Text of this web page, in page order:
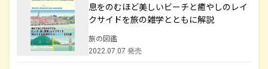
息をのむほど美しいビーチと癒やしのレイ
クサイドを旅の雑学とともに解説
旅の図鑑
2022.07.07 発売